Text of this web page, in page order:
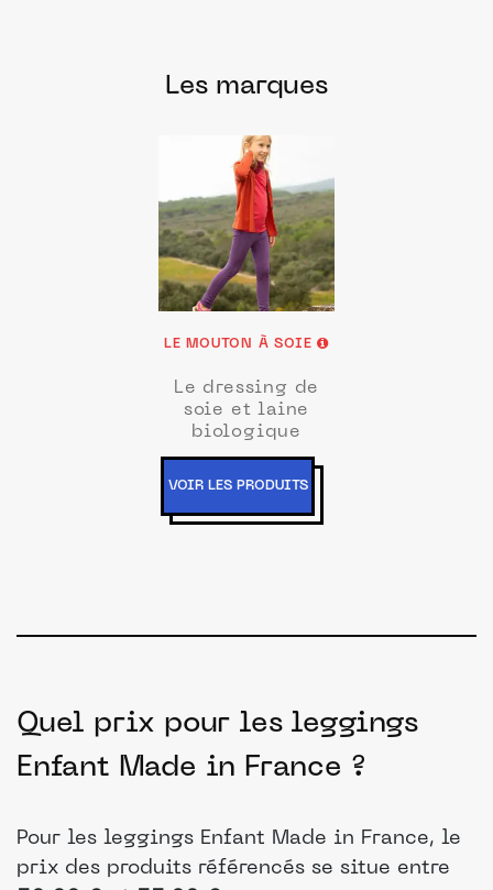
Les marques
LE MOUTON À SOIE
Le dressing de
soie et laine
biologique
VOIR LES PRODUITS
Quel prix pour les leggings
Enfant Made in France ?
Pour les leggings Enfant Made in France, le
prix des produits référencés se situe entre